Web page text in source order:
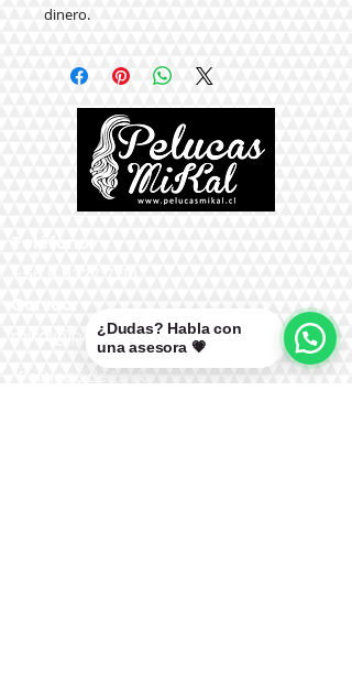
dinero.
mikal@pelucasmikal.cl
*Políticas de Envío
¿Dudas? Habla con
una asesora 💗